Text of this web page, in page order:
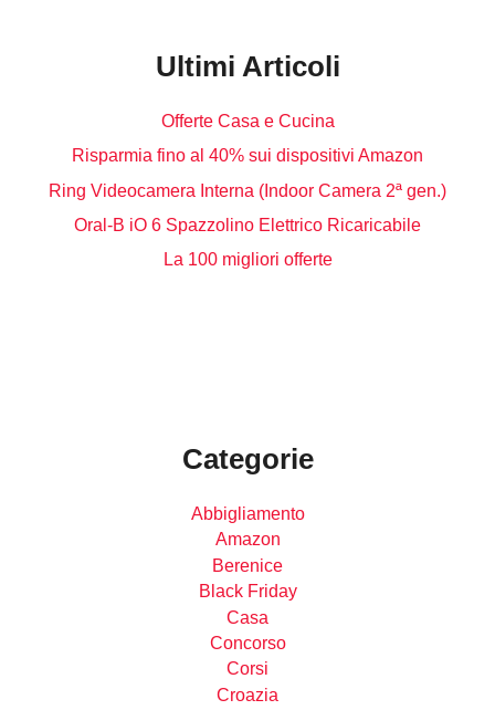
Ultimi Articoli
Offerte Casa e Cucina
Risparmia fino al 40% sui dispositivi Amazon
Ring Videocamera Interna (Indoor Camera 2ª gen.)
Oral-B iO 6 Spazzolino Elettrico Ricaricabile
La 100 migliori offerte
Categorie
Abbigliamento
Amazon
Berenice
Black Friday
Casa
Concorso
Corsi
Croazia